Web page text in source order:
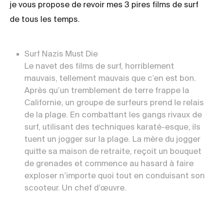
je vous propose de revoir mes 3 pires films de surf
de tous les temps.
Surf Nazis Must Die
Le navet des films de surf, horriblement
mauvais, tellement mauvais que c’en est bon.
Après qu’un tremblement de terre frappe la
Californie, un groupe de surfeurs prend le relais
de la plage. En combattant les gangs rivaux de
surf, utilisant des techniques karaté-esque, ils
tuent un jogger sur la plage. La mère du jogger
quitte sa maison de retraite, reçoit un bouquet
de grenades et commence au hasard à faire
exploser n’importe quoi tout en conduisant son
scooteur. Un chef d’œuvre.